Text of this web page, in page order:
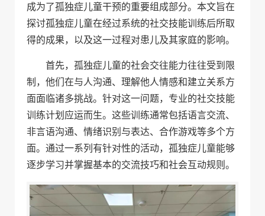
成为了孤独症儿童干预的重要组成部分。本文旨在
探讨孤独症儿童在经过系统的社交技能训练后所取
得的成果，以及这一过程对患儿及其家庭的影响。
首先，孤独症儿童的社会交往能力往往受到限
制，他们在与人沟通、理解他人情感和建立关系方
面面临诸多挑战。针对这一问题，专业的社交技能
训练计划应运而生。这些训练通常包括语言交流、
非言语沟通、情绪识别与表达、合作游戏等多个方
面。通过一系列有针对性的活动，孤独症儿童能够
逐步学习并掌握基本的交流技巧和社会互动规则。